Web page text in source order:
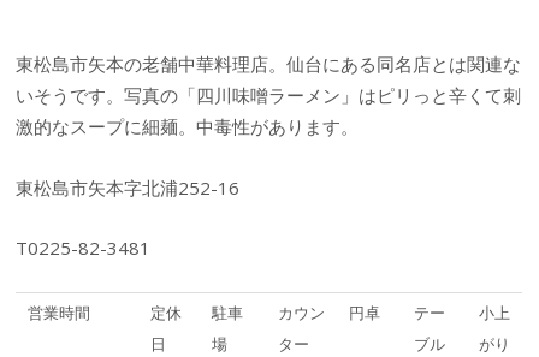
東松島市矢本の老舗中華料理店。仙台にある同名店とは関連な
いそうです。写真の「四川味噌ラーメン」はピリっと辛くて刺
激的なスープに細麺。中毒性があります。
東松島市矢本字北浦252-16
T0225-82-3481
営業時間
定休
日
駐車
場
カウン
ター
円卓
テー
ブル
小上
がり